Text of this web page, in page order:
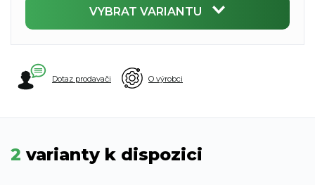
VYBRAT VARIANTU
Dotaz prodavači O výrobci
2 varianty k dispozici